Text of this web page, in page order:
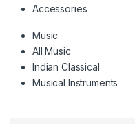
Accessories
Music
All Music
Indian Classical
Musical Instruments